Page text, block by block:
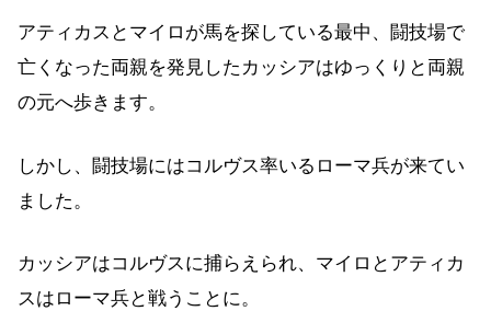
アティカスとマイロが馬を探している最中、闘技場で
亡くなった両親を発見したカッシアはゆっくりと両親
の元へ歩きます。
しかし、闘技場にはコルヴス率いるローマ兵が来てい
ました。
カッシアはコルヴスに捕らえられ、マイロとアティカ
スはローマ兵と戦うことに。